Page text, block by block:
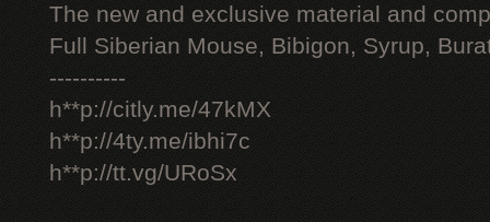
The new and exclusive material and
Full Siberian Mouse, Bibigon, Syrup,
----------
h**p://citly.me/47kMX
h**p://4ty.me/ibhi7c
h**p://tt.vg/URoSx